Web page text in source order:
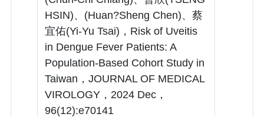
HSIN)、(Huan?Sheng Chen)、蔡
宜佑(Yi-Yu Tsai)，Risk of Uveitis
in Dengue Fever Patients: A
Population-Based Cohort Study in
Taiwan，JOURNAL OF MEDICAL
VIROLOGY，2024 Dec，
96(12):e70141